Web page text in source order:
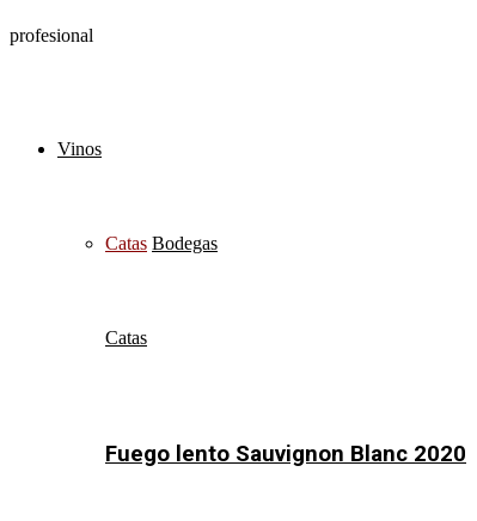
profesional
Vinos
Catas Bodegas
Catas
Fuego lento Sauvignon Blanc 2020